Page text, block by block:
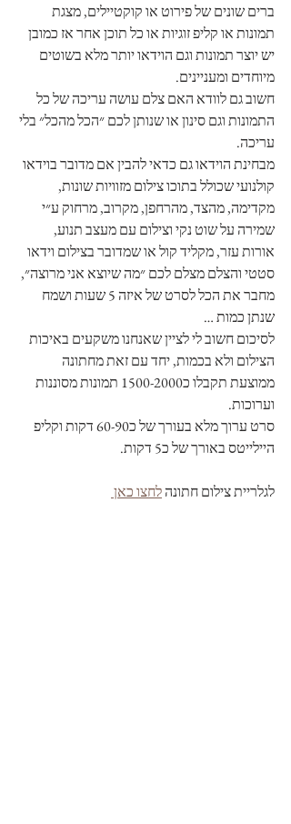
ברים שונים של פירוט או קוקטיילים, מצגת
תמונות או קליפ זוגיות או כל תוכן אחר אז כמובן
יש יוצר תמונות וגם הוידאו יותר מלא בשוטים
מיוחדים ומעניינים.
חשוב גם לוודא האם צלם עושה עריכה של כל
התמונות וגם סינון או שנותן לכם ״הכל מהכל״ בלי
עריכה.
מבחינת הוידאו גם כדאי להבין אם מדובר בוידאו
קולנועי שכולל בתוכו צילום מזוויות שונות,
מקדימה, מהצד, מהרחפן, מקרוב, מרחוק ע״י
שמירה על שוט נקי וצילום עם מעצב תנוע,
אורות עזר, מקליד קול או שמדובר בצילום וידאו
סטטי והצלם מצלם לכם ״מה שיוצא אני מרוצה״,
מחבר את הכל לסרט של איזה 5 שעות ושמח
שנתן כמות …
לסיכום חשוב לי לציין שאנחנו משקעים באיכות
הצילום ולא בכמות, יחד עם זאת מחתונה
ממוצעת תקבלו כ1500-2000 תמונות מסוננות
וערוכות.
סרט ערוך מלא בעורך של כ60-90 דקות וקליפ
היילייטס באורך של כ5 דקות.
לגלריית צילום חתונה לחצו כאן